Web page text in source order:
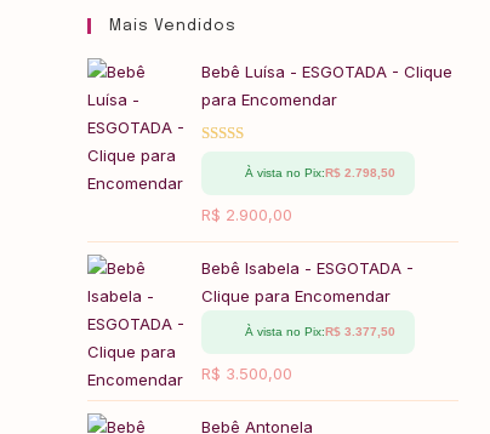
Mais Vendidos
Bebê Luísa - ESGOTADA - Clique
para Encomendar
Avaliação
de 5
À vista no Pix:R$ 2.798,50
R$ 2.900,00
Bebê Isabela - ESGOTADA -
Clique para Encomendar
À vista no Pix:R$ 3.377,50
R$ 3.500,00
Bebê Antonela